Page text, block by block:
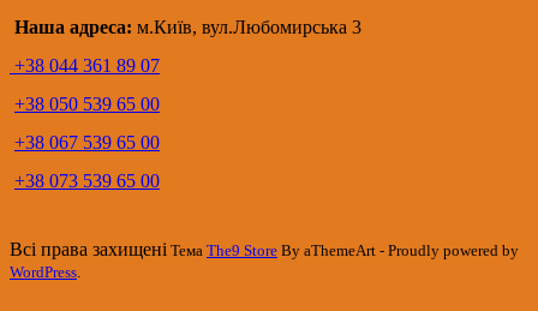
Наша адреса: м.Київ, вул.Любомирська 3
+38 044 361 89 07
+38 050 539 65 00
+38 067 539 65 00
+38 073 539 65 00
Всі права захищені Тема The9 Store By aThemeArt - Proudly powered by
WordPress